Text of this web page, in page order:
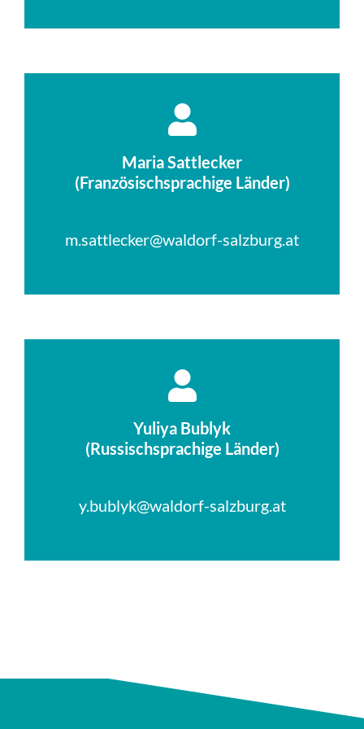
Maria Sattlecker
(Französischsprachige Länder)
m.sattlecker@waldorf-salzburg.at
Yuliya Bublyk
(Russischsprachige Länder)
y.bublyk@waldorf-salzburg.at